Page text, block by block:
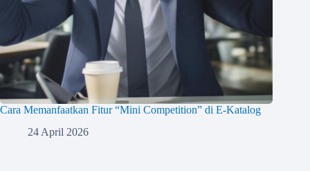
Cara Memanfaatkan Fitur “Mini Competition” di E-Katalog
24 April 2026